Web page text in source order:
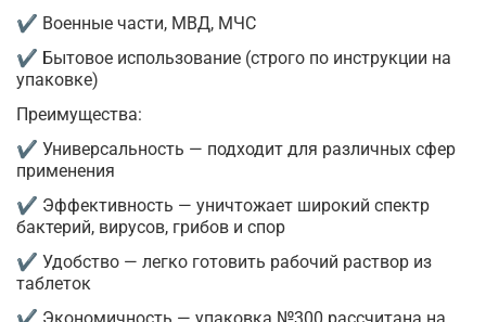
✔ Военные части, МВД, МЧС
✔ Бытовое использование (строго по инструкции на
упаковке)
Преимущества:
✔ Универсальность — подходит для различных сфер
применения
✔ Эффективность — уничтожает широкий спектр
бактерий, вирусов, грибов и спор
✔ Удобство — легко готовить рабочий раствор из
таблеток